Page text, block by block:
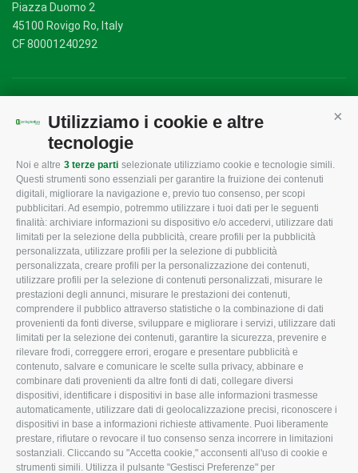
Utilizziamo i cookie e altre
tecnologie
Noi e altre 3 terze parti selezionate utilizziamo cookie e tecnologie simili.
Questi strumenti sono essenziali per garantire la fruizione dei contenuti
digitali, migliorare la navigazione e, previo tuo consenso, per scopi
pubblicitari. Ad esempio, potremmo utilizzare i tuoi dati per le seguenti
finalità: archiviare informazioni su dispositivo e/o accedervi, utilizzare dati
limitati per la selezione della pubblicità, creare profili per la pubblicità
personalizzata, utilizzare profili per la selezione di pubblicità
personalizzata, creare profili per la personalizzazione dei contenuti,
utilizzare profili per la selezione di contenuti personalizzati, misurare le
prestazioni degli annunci, misurare le prestazioni dei contenuti,
comprendere il pubblico attraverso statistiche o la combinazione di dati
provenienti da fonti diverse, sviluppare e migliorare i servizi, utilizzare dati
limitati per la selezione dei contenuti, garantire la sicurezza, prevenire e
rilevare frodi, correggere errori, erogare e presentare pubblicità e
contenuto, salvare e comunicare le scelte sulla privacy, abbinare e
combinare dati provenienti da altre fonti di dati, collegare diversi
dispositivi, identificare i dispositivi in base alle informazioni trasmesse
automaticamente, utilizzare dati di geolocalizzazione precisi, riconoscere i
dispositivi in base a informazioni richieste attivamente. Puoi liberamente
prestare, rifiutare o revocare il tuo consenso senza incorrere in limitazioni
sostanziali. Cliccando su "Accetta cookie," acconsenti all'uso di cookie e
strumenti simili. Utilizza il pulsante "Gestisci Preferenze" per
Piazza Duomo 2
45100 Rovigo Ro, Italy
CF 80001240292
CONFAGRICOLTURA
ROVIGO
L'Associazione
Missione e Progetto
Organigramma aziendale
I Nostri Servizi
Uffici della Sede
provinciale
Le Sedi di Zona
Agricoltori S.r.l.
Whistleblowing
Confagricoltura Rovigo e
Agricoltori srl
CONFAGRICOLTURA
INFORMA
Tecnico
Fiscale
Lavoro
Ambiente
Associazione
CONFAGRICOLTURA
ATTIVA
Notizie in evidenza
Eventi
Comunicati Stampa